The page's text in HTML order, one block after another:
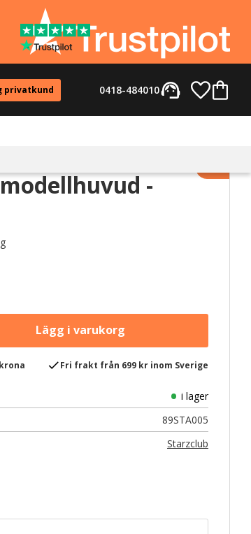
privatkund support_agent
0418-484010
-
Lägg
checkFri frakt från 699 kr inom Sverige
i lager
89STA005
Starzclub